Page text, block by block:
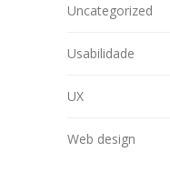
Uncategorized
Usabilidade
UX
Web design